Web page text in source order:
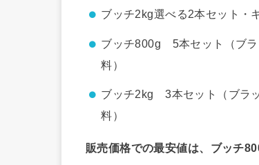
ブッチ2kg選べる2本セット・
ブッチ800g 5本セット（ブ
料）
ブッチ2kg 3本セット（ブラ
料）
販売価格での最安値は、ブッチ